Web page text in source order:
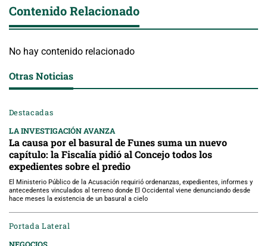
Contenido Relacionado
No hay contenido relacionado
Otras Noticias
Destacadas
LA INVESTIGACIÓN AVANZA
La causa por el basural de Funes suma un nuevo
capítulo: la Fiscalía pidió al Concejo todos los
expedientes sobre el predio
El Ministerio Público de la Acusación requirió ordenanzas, expedientes, informes y
antecedentes vinculados al terreno donde El Occidental viene denunciando desde
hace meses la existencia de un basural a cielo
Portada Lateral
NEGOCIOS